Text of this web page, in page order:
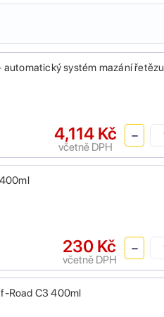
systém mazání řetězu
4,114 Kč
včetně DPH
230 Kč
včetně DPH
Road C3 400ml